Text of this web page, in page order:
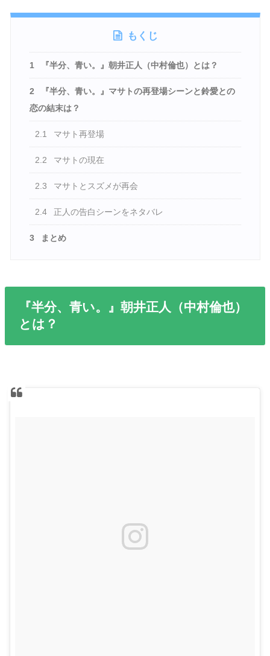
もくじ
1 『半分、青い。』朝井正人（中村倫也）とは？
2
『半分、青い。』マサトの再登場シーンと鈴愛との
恋の結末は？
2.1 マサト再登場
2.2 マサトの現在
2.3 マサトとスズメが再会
2.4 正人の告白シーンをネタバレ
3 まとめ
『半分、青い。』朝井正人（中村倫也）
とは？